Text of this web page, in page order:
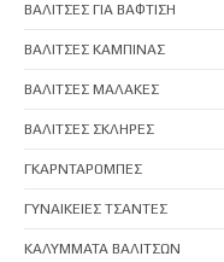
ΒΑΛΙΤΣΕΣ ΓΙΑ ΒΑΦΤΙΣΗ
ΒΑΛΙΤΣΕΣ ΚΑΜΠΙΝΑΣ
ΒΑΛΙΤΣΕΣ ΜΑΛΑΚΕΣ
ΒΑΛΙΤΣΕΣ ΣΚΛΗΡΕΣ
ΓΚΑΡΝΤΑΡΟΜΠΕΣ
ΓΥΝΑΙΚΕΙΕΣ ΤΣΑΝΤΕΣ
ΚΑΛΥΜΜΑΤΑ ΒΑΛΙΤΣΩΝ